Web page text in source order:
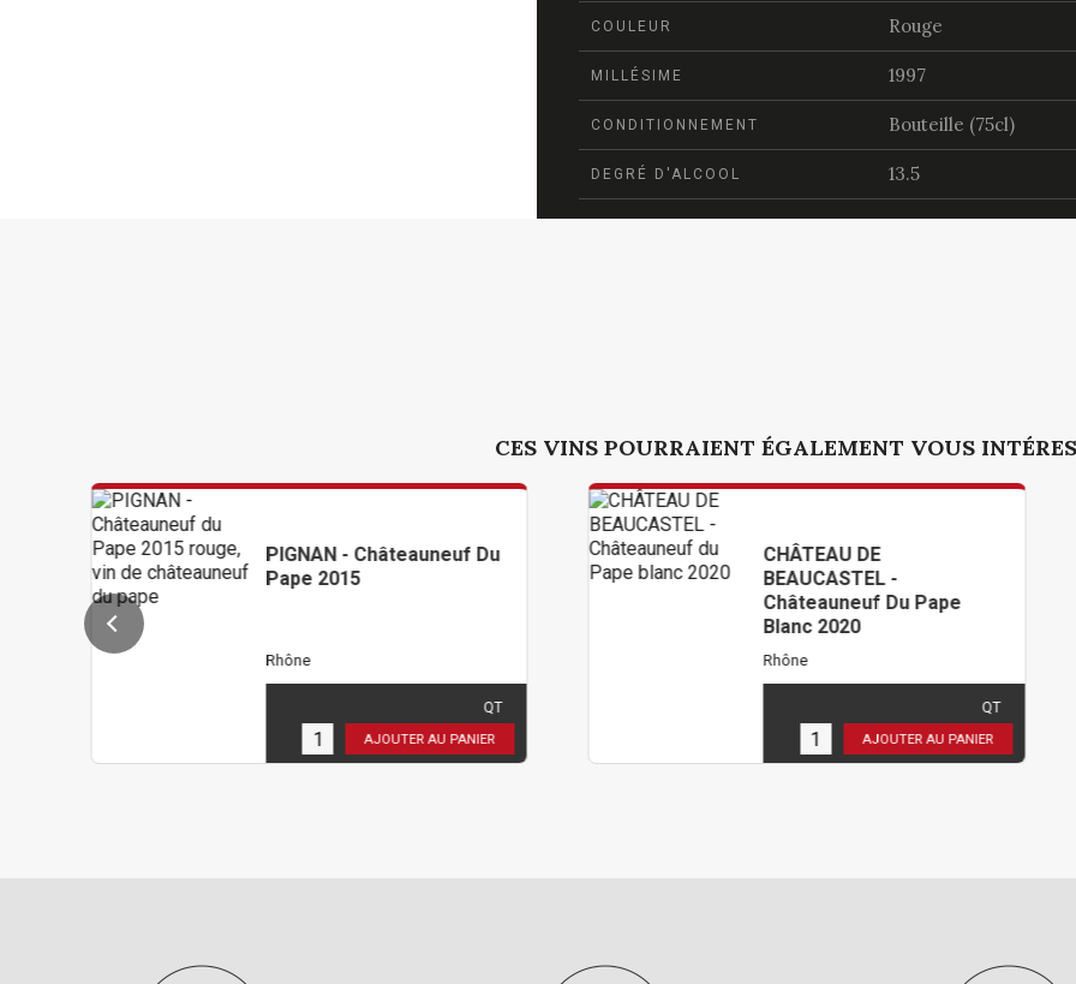
COULEUR Rouge
MILLÉSIME 1997
CONDITIONNEMENT Bouteille (75cl)
DEGRÉ D'ALCOOL 13.5
CES VINS POURRAIENT ÉGALEMENT VOUS
PIGNAN - Châteauneuf Du
Pape 2015
Rhône
en stock AJOUTER AU PANIER
CHÂTEAU DE
BEAUCASTEL -
Châteauneuf Du Pape
Blanc 2020
Rhône
en stock AJOUTER AU PANIER